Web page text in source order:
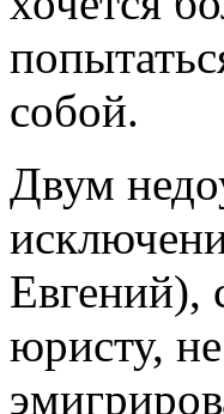
собой.
Двум
Евгений),
юристу,